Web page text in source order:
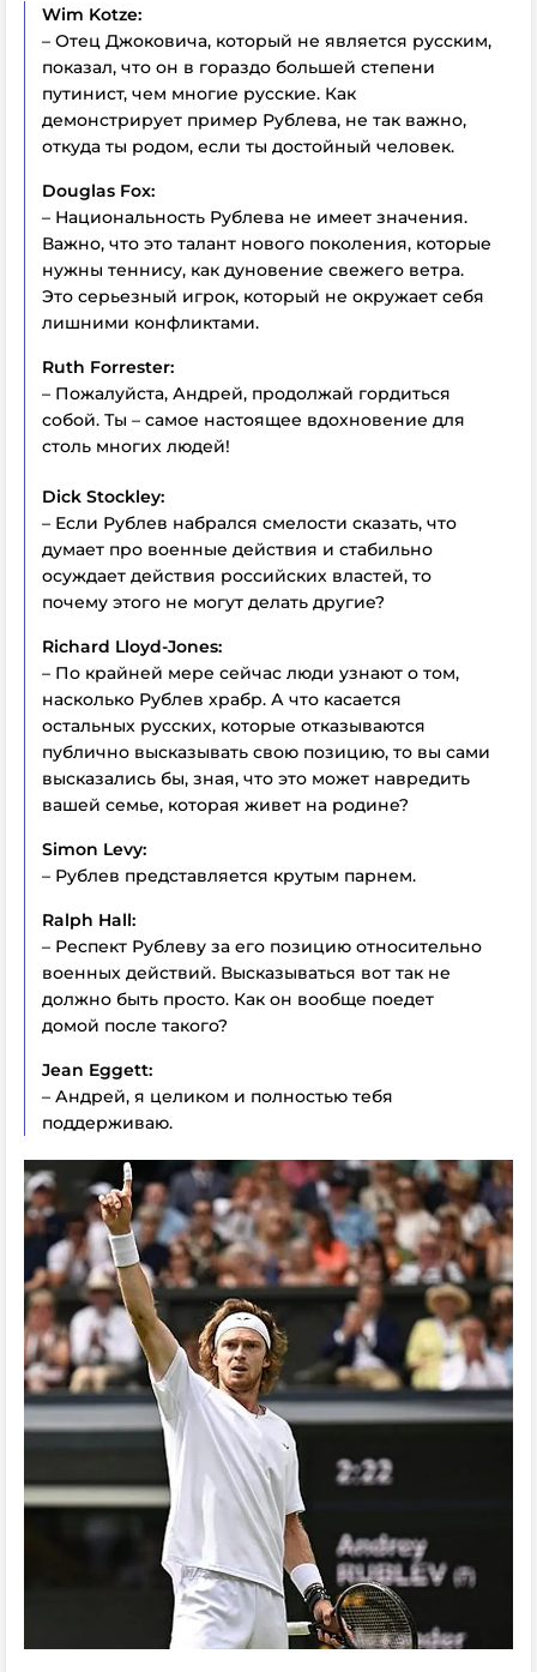
Wim Kotze:
– Отец Джоковича, который не является русским,
показал, что он в гораздо большей степени
путинист, чем многие русские. Как
демонстрирует пример Рублева, не так важно,
откуда ты родом, если ты достойный человек.
Douglas Fox:
– Национальность Рублева не имеет значения.
Важно, что это талант нового поколения, которые
нужны теннису, как дуновение свежего ветра.
Это серьезный игрок, который не окружает себя
лишними конфликтами.
Ruth Forrester:
– Пожалуйста, Андрей, продолжай гордиться
собой. Ты – самое настоящее вдохновение для
столь многих людей!
Dick Stockley:
– Если Рублев набрался смелости сказать, что
думает про военные действия и стабильно
осуждает действия российских властей, то
почему этого не могут делать другие?
Richard Lloyd-Jones:
– По крайней мере сейчас люди узнают о том,
насколько Рублев храбр. А что касается
остальных русских, которые отказываются
публично высказывать свою позицию, то вы сами
высказались бы, зная, что это может навредить
вашей семье, которая живет на родине?
Simon Levy:
– Рублев представляется крутым парнем.
Ralph Hall:
– Респект Рублеву за его позицию относительно
военных действий. Высказываться вот так не
должно быть просто. Как он вообще поедет
домой после такого?
Jean Eggett:
– Андрей, я целиком и полностью тебя
поддерживаю.